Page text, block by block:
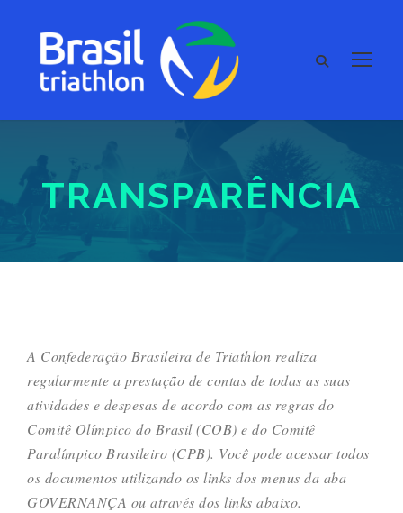
TRANSPARÊNCIA
A Confederação Brasileira de Triathlon realiza
regularmente a prestação de contas de todas as suas
atividades e despesas de acordo com as regras do
Comitê Olímpico do Brasil (COB) e do Comitê
Paralímpico Brasileiro (CPB). Você pode acessar todos
os documentos utilizando os links dos menus da aba
GOVERNANÇA ou através dos links abaixo.